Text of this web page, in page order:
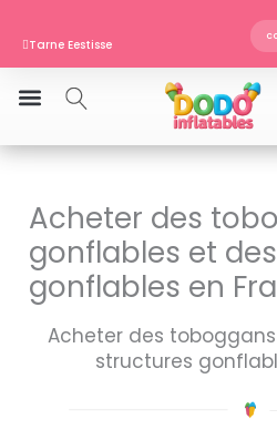
content
Telli enne kella 11 ja saadame veel täna
Acheter des
gonflables et
gonflables en
Acheter des
structures